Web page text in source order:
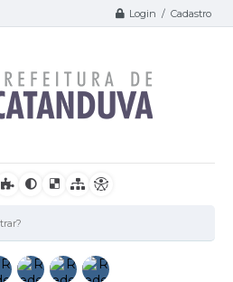
Login / Cadastro